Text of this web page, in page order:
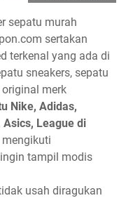
sepatu murah
sertakan
terkenal yang ada di
sneakers, sepatu
merk
Nike, Adidas,
Asics, League di
tampil modis
usah diragukan